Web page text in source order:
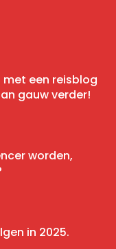
met een reisblog
gauw verder!
worden,
in 2025.